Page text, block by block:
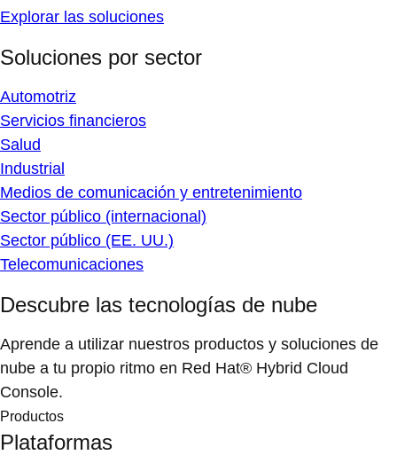
Explorar las soluciones
Soluciones por sector
Automotriz
Servicios financieros
Salud
Industrial
Medios de comunicación y entretenimiento
Sector público (internacional)
Sector público (EE. UU.)
Telecomunicaciones
Descubre las tecnologías de nube
Aprende a utilizar nuestros productos y soluciones de
nube a tu propio ritmo en Red Hat® Hybrid Cloud
Console.
Productos
Plataformas